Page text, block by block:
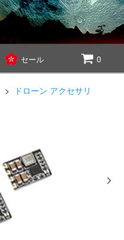
セール 0
> ドローン アクセサリ